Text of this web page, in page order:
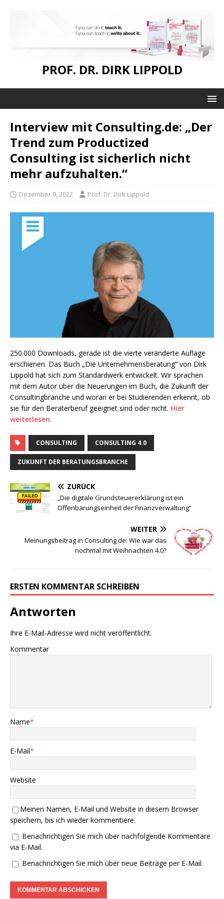
PROF. DR. DIRK LIPPOLD
Interview mit Consulting.de: „Der
Trend zum Productized
Consulting ist sicherlich nicht
mehr aufzuhalten.“
Dezember 9, 2022 Prof. Dr. Dirk Lippold
250.000 Downloads, gerade ist die vierte veränderte Auflage
erschienen. Das Buch „Die Unternehmensberatung“ von Dirk
Lippold hat sich zum Standardwerk entwickelt. Wir sprachen
mit dem Autor über die Neuerungen im Buch, die Zukunft der
Consultingbranche und woran er bei Studierenden erkennt, ob
sie für den Beraterberuf geeignet sind oder nicht. Hier
weiterlesen.
CONSULTING CONSULTING 4.0
ZUKUNFT DER BERATUNGSBRANCHE
ZURÜCK
„Die digitale Grundsteuererklärung ist ein
Offenbarungseinheit der Finanzverwaltung“
WEITER
Meinungsbeitrag in Consulting.de: Wie war das
nochmal mit Weihnachten 4.0?
ERSTEN KOMMENTAR SCHREIBEN
Antworten
Ihre E-Mail-Adresse wird nicht veröffentlicht.
Kommentar
Name*
E-Mail*
Website
Meinen Namen, E-Mail und Website in diesem Browser
speichern, bis ich wieder kommentiere.
Benachrichtigen Sie mich über nachfolgende Kommentare
via E-Mail.
Benachrichtigen Sie mich über neue Beiträge per E-Mail.